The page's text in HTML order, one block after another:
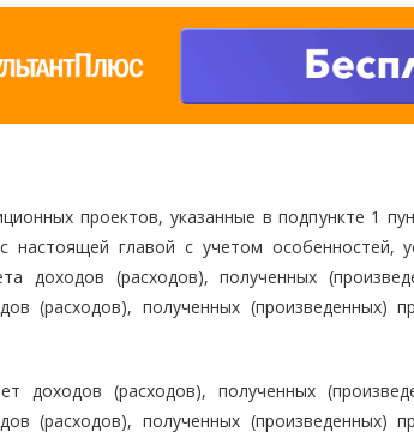
проектов, указанные в подпункте 1
настоящей главой с учетом особенностей,
доходов (расходов), полученных
(расходов), полученных (произведенных)
доходов (расходов), полученных
(расходов), полученных (произведенных)